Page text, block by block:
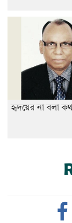
হৃদয়ের না বলা